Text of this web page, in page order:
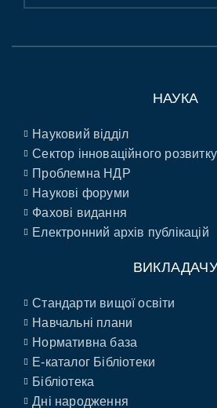
НАУКА
Науковий відділ
Сектор інноваційного розвитку
Проблемна НДР
Наукові форуми
Фахові видання
Електронний архів публікацій
ВИКЛАДАЧУ
Стандарти вищої освіти
Навчальні плани
Нормативна база
E-каталог Бібліотеки
Бібліотека
Дні народження